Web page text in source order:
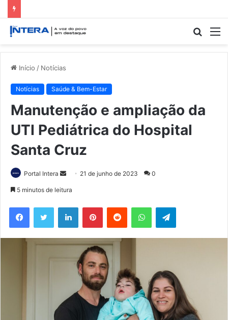
Início / Notícias
Notícias Saúde & Bem-Estar
Manutenção e ampliação da
UTI Pediátrica do Hospital
Santa Cruz
Portal Intera
Mande
mail
21 de junho de 2023 0
5 minutos de leitura
FacebookTwitter LinkedinPinterestReddit WhatsAppTelegram